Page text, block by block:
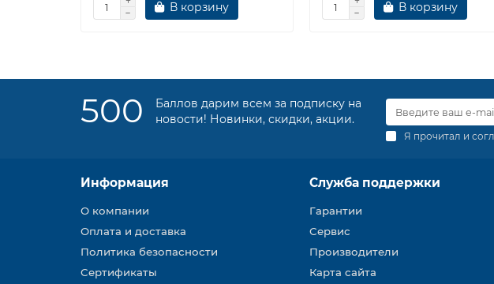
В корзину В корзину
500
Баллов дарим всем за подписку на
новости! Новинки, скидки, акции.
Я прочитал и
Информация
О компании
Оплата и доставка
Политика безопасности
Сертификаты
Служба поддержки
Гарантии
Сервис
Производители
Карта сайта